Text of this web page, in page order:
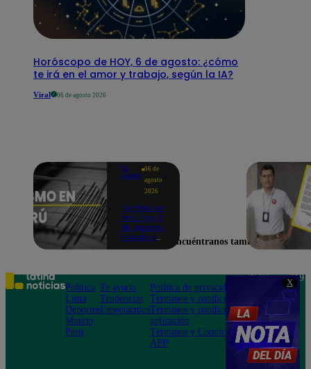
X
Horóscopo de HOY, 6 de agosto: ¿cómo
te irá en el amor y trabajo, según la IA?
Viral 06 de agosto 2026
Te
ayudo
06 de
agosto
2026
Temblor en
Perú hoy, 6
de agosto:
horario y
según IGP
Encuéntranos también en
Política
Lima
Deportes
Mundo
Perú
Te ayudo
Tendencias
Espectáculos
Política de privacidad
Términos y condiciones
Términos y condiciones
aplicación
Términos y Condiciones
APP
Teléfono: 219
Av. San
Felipe 968
Jesús María